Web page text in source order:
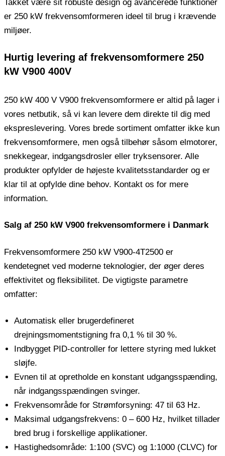
Takket være sit robuste design og avancerede funktioner
er 250 kW frekvensomformeren ideel til brug i krævende
miljøer.
Hurtig levering af frekvensomformere 250
kW V900 400V
250 kW 400 V V900 frekvensomformere er altid på lager i
vores netbutik, så vi kan levere dem direkte til dig med
ekspreslevering. Vores brede sortiment omfatter ikke kun
frekvensomformere, men også tilbehør såsom elmotorer,
snekkegear, indgangsdrosler eller tryksensorer. Alle
produkter opfylder de højeste kvalitetsstandarder og er
klar til at opfylde dine behov. Kontakt os for mere
information.
Salg af 250 kW V900 frekvensomformere i Danmark
Frekvensomformere 250 kW V900-4T2500 er
kendetegnet ved moderne teknologier, der øger deres
effektivitet og fleksibilitet. De vigtigste parametre
omfatter:
Automatisk eller brugerdefineret
drejningsmomentstigning fra 0,1 % til 30 %.
Indbygget PID-controller for lettere styring med lukket
sløjfe.
Evnen til at opretholde en konstant udgangsspænding,
når indgangsspændingen svinger.
Frekvensområde for Strømforsyning: 47 til 63 Hz.
Maksimal udgangsfrekvens: 0 – 600 Hz, hvilket tillader
bred brug i forskellige applikationer.
Hastighedsområde: 1:100 (SVC) og 1:1000 (CLVC) for